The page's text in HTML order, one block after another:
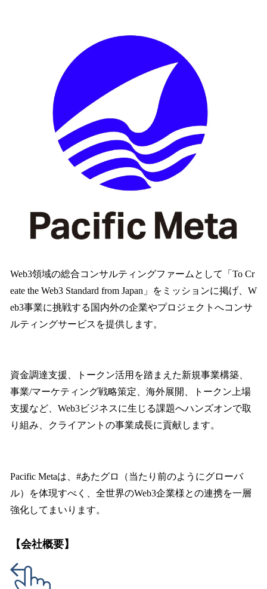
Web3領域の総合コンサルティングファームとして「To Cr
eate the Web3 Standard from Japan」をミッションに掲げ、W
eb3事業に挑戦する国内外の企業やプロジェクトへコンサ
ルティングサービスを提供します。
資金調達支援、トークン活用を踏まえた新規事業構築、
事業/マーケティング戦略策定、海外展開、トークン上場
支援など、Web3ビジネスに生じる課題へハンズオンで取
り組み、クライアントの事業成長に貢献します。
Pacific Metaは、#あたグロ（当たり前のようにグローバ
ル）を体現すべく、全世界のWeb3企業様との連携を一層
強化してまいります。
【会社概要】